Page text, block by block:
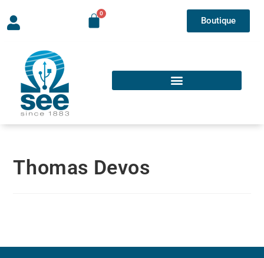
Boutique
Thomas Devos